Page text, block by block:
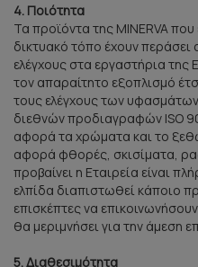
4. Ποιότητα
Τα προϊόντα της MINERVA
δικτυακό τόπο έχουν περάσει
ελέγχους στα εργαστήρια της
τον απαραίτητο εξοπλισμό
τους ελέγχους των
διεθνών προδιαγραφών ISO
αφορά τα χρώματα και το
αφορά φθορές, σκισίματα,
προβαίνει η Εταιρεία είναι
ελπίδα διαπιστωθεί κάποιο
επισκέπτες να
θα μεριμνήσει για την άμεση
5. Διαθεσιμότητα